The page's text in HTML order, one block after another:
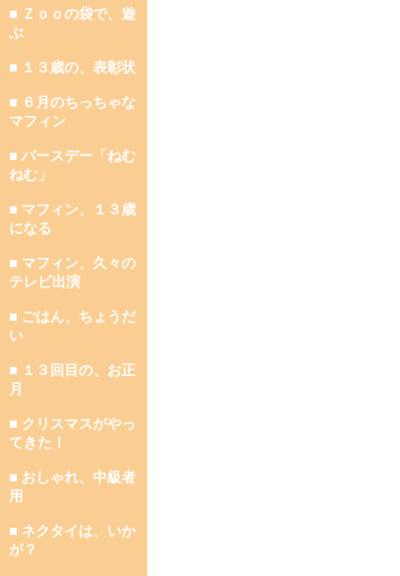
■ Ｚｏｏの袋で、遊
ぶ
■ １３歳の、表彰状
■ ６月のちっちゃな
マフィン
■ バースデー「ねむ
ねむ」
■ マフィン、１３歳
になる
■ マフィン、久々の
テレビ出演
■ ごはん、ちょうだ
い
■ １３回目の、お正
月
■ クリスマスがやっ
てきた！
■ おしゃれ、中級者
用
■ ネクタイは、いか
が？